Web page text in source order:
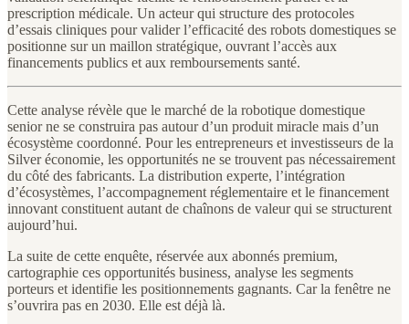
prescription médicale. Un acteur qui structure des protocoles
d’essais cliniques pour valider l’efficacité des robots domestiques se
positionne sur un maillon stratégique, ouvrant l’accès aux
financements publics et aux remboursements santé.
Cette analyse révèle que le marché de la robotique domestique
senior ne se construira pas autour d’un produit miracle mais d’un
écosystème coordonné. Pour les entrepreneurs et investisseurs de la
Silver économie, les opportunités ne se trouvent pas nécessairement
du côté des fabricants. La distribution experte, l’intégration
d’écosystèmes, l’accompagnement réglementaire et le financement
innovant constituent autant de chaînons de valeur qui se structurent
aujourd’hui.
La suite de cette enquête, réservée aux abonnés premium,
cartographie ces opportunités business, analyse les segments
porteurs et identifie les positionnements gagnants. Car la fenêtre ne
s’ouvrira pas en 2030. Elle est déjà là.